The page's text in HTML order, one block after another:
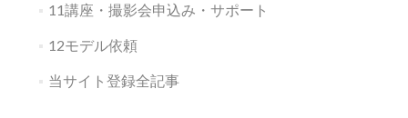
11講座・撮影会申込み・サポート
12モデル依頼
当サイト登録全記事